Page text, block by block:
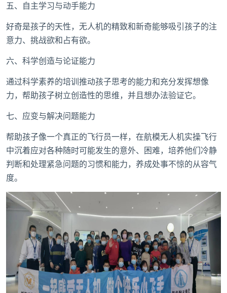
五、自主学习与动手能力
好奇是孩子的天性，无人机的精致和新奇能够吸引孩子的注
意力、挑战欲和占有欲。
六、科学创造与论证能力
通过科学素养的培训推动孩子思考的能力和充分发挥想像
力，帮助孩子树立创造性的思维，并且想办法验证它。
七、应变与解决问题能力
帮助孩子像一个真正的飞行员一样，在航模无人机实操飞行
中沉着应对各种随时可能发生的意外、困难，培养他们冷静
判断和处理紧急问题的习惯和能力，养成处事不惊的从容气
度。